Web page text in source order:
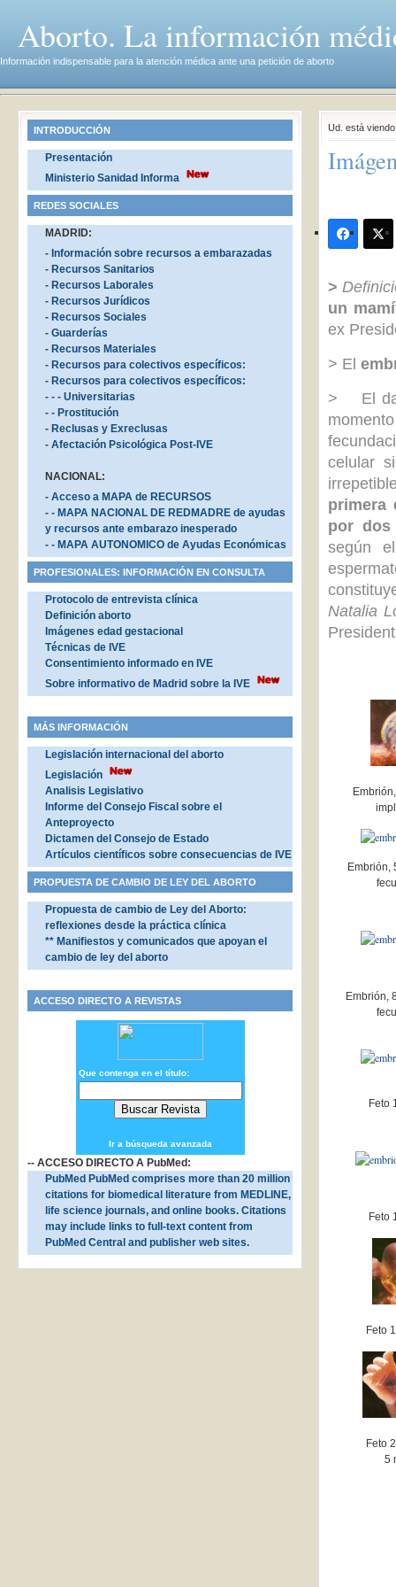
Aborto. La información
Información indispensable para la atención médica ante una petición de aborto
Ud. está
>
un
ex
> El
>
El
celular
primera
por dos
según
Natalia
Embrión,
Embrión,
Feto
Feto
Feto
Feto
5
INTRODUCCIÓN
Presentación
Ministerio Sanidad Informa
REDES SOCIALES
MADRID:
- Información sobre recursos a embarazadas
- Recursos Sanitarios
- Recursos Laborales
- Recursos Jurídicos
- Recursos Sociales
- Guarderías
- Recursos Materiales
- Recursos para colectivos específicos:
- Recursos para colectivos específicos:
- - - Universitarias
- - Prostitución
- Reclusas y Exreclusas
- Afectación Psicológica Post-IVE
NACIONAL:
- Acceso a MAPA de RECURSOS
- - MAPA NACIONAL DE REDMADRE de ayudas
y recursos ante embarazo inesperado
- - MAPA AUTONOMICO de Ayudas Económicas
PROFESIONALES: INFORMACIÓN EN CONSULTA
Protocolo de entrevista clínica
Definición aborto
Imágenes edad gestacional
Técnicas de IVE
Consentimiento informado en IVE
Sobre informativo de Madrid sobre la IVE
MÁS INFORMACIÓN
Legislación internacional del aborto
Legislación
Analisis Legislativo
Informe del Consejo Fiscal sobre el
Anteproyecto
Dictamen del Consejo de Estado
Artículos científicos sobre consecuencias de IVE
PROPUESTA DE CAMBIO DE LEY DEL ABORTO
Propuesta de cambio de Ley del Aborto:
reflexiones desde la práctica clínica
** Manifiestos y comunicados que apoyan el
cambio de ley del aborto
ACCESO DIRECTO A REVISTAS
Que contenga en el título:
Ir a búsqueda avanzada
-- ACCESO DIRECTO A PubMed:
PubMed PubMed comprises more than 20 million
citations for biomedical literature from MEDLINE,
life science journals, and online books. Citations
may include links to full-text content from
PubMed Central and publisher web sites.